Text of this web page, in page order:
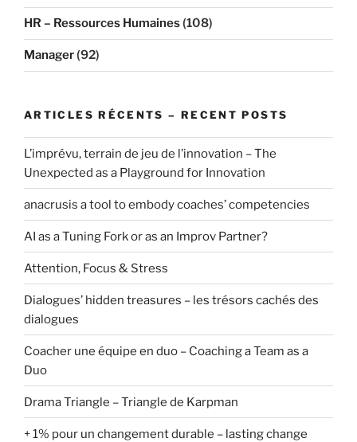
HR – Ressources Humaines(108)
Manager(92)
ARTICLES RÉCENTS – RECENT POSTS
L’imprévu, terrain de jeu de l’innovation – The
Unexpected as a Playground for Innovation
anacrusis a tool to embody coaches’ competencies
AI as a Tuning Fork or as an Improv Partner?
Attention, Focus & Stress
Dialogues’ hidden treasures – les trésors cachés des
dialogues
Coacher une équipe en duo – Coaching a Team as a
Duo
Drama Triangle – Triangle de Karpman
+ 1% pour un changement durable – lasting change